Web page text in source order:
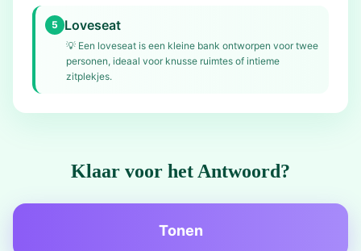
5 Loveseat
💡 Een loveseat is een kleine bank ontworpen voor twee
personen, ideaal voor knusse ruimtes of intieme
zitplekjes.
Klaar voor het Antwoord?
Tonen